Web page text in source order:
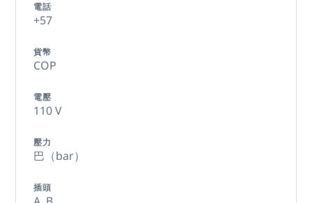
電話
+57
貨幣
COP
電壓
110 V
壓力
巴（bar）
插頭